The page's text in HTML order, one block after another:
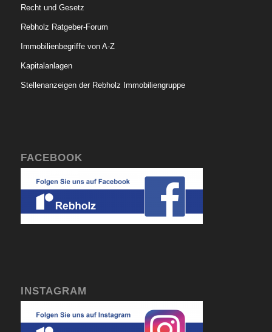
Recht und Gesetz
Rebholz Ratgeber-Forum
Immobilienbegriffe von A-Z
Kapitalanlagen
Stellenanzeigen der Rebholz Immobiliengruppe
FACEBOOK
INSTAGRAM